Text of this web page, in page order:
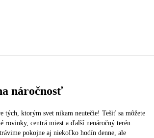
náročnosť
tých, ktorým svet nikam neutečie! Tešiť sa môžete
rovinky, centrá miest a ďalší nenáročný terén.
pokojne aj niekoľko hodín denne, ale